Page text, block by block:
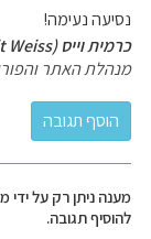
נסיעה נעימה!
כרמית וייס (Carmit Weiss)
מנהלת האתר
מענה ניתן רק על ידי
להוסיף תגובה.